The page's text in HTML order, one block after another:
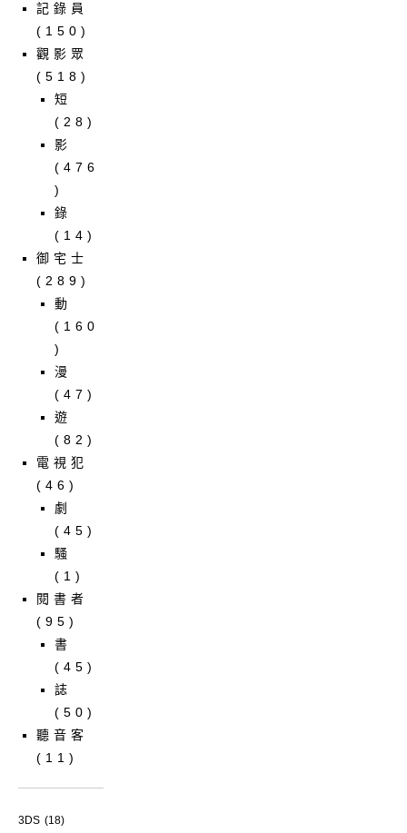
記錄員
(150)
觀影眾
(518)
短
(28)
影
(476
)
錄
(14)
御宅士
(289)
動
(160
)
漫
(47)
遊
(82)
電視犯
(46)
劇
(45)
騷
(1)
閱書者
(95)
書
(45)
誌
(50)
聽音客
(11)
3DS (18)